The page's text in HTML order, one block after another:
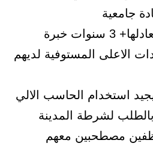
جامعية
خبرة
الاعلى المستوفية لديهم
استخدام الحاسب الالي
لشرطة المدينة
مصطحبين معهم